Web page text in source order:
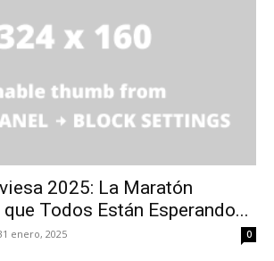
2025: La Maratón
Todos Están Esperando...
enero, 2025 0